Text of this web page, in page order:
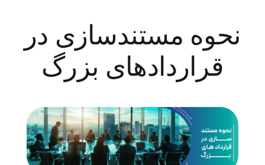
نحوه مستندسازی در
قراردادهای بزرگ